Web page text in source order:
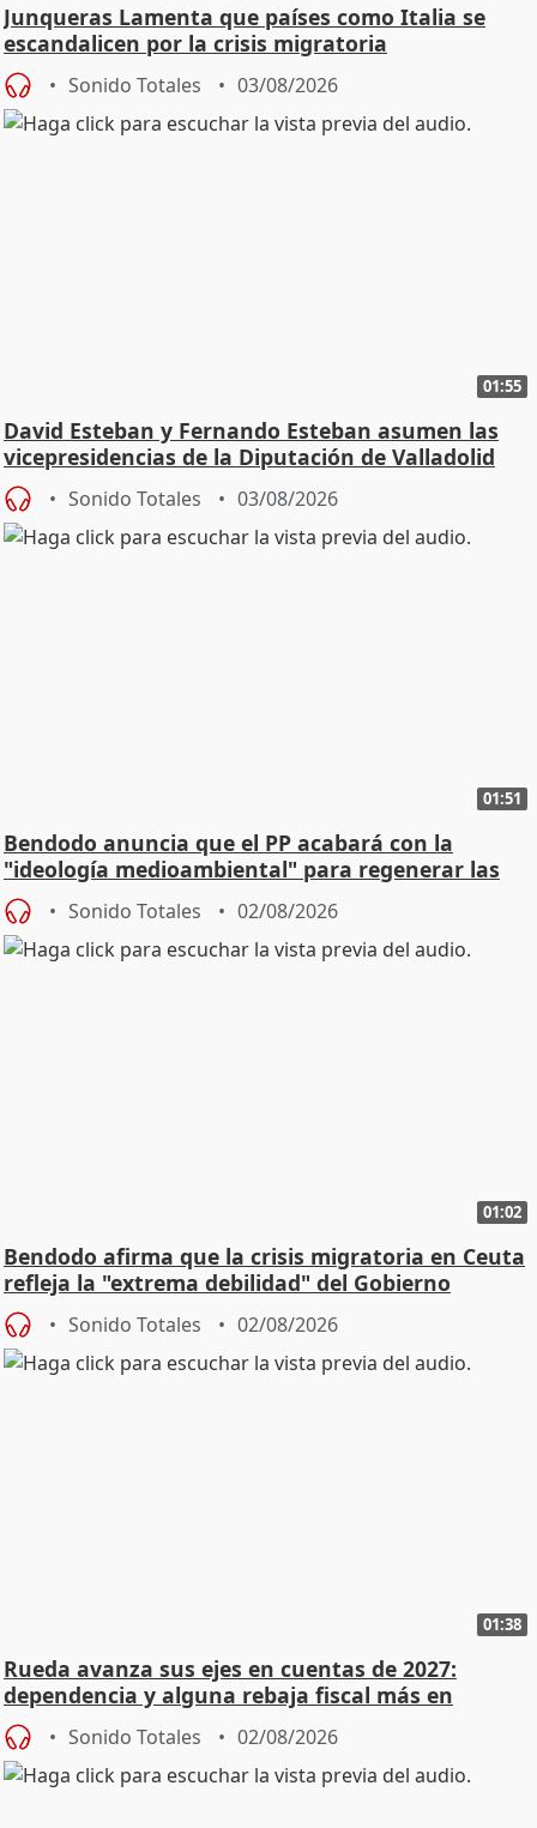
Junqueras Lamenta que países como Italia se
escandalicen por la crisis migratoria
Sonido Totales 03/08/2026
01:55
David Esteban y Fernando Esteban asumen las
vicepresidencias de la Diputación de Valladolid
Sonido Totales 03/08/2026
01:51
Bendodo anuncia que el PP acabará con la
"ideología medioambiental" para regenerar las
playas
Sonido Totales 02/08/2026
01:02
Bendodo afirma que la crisis migratoria en Ceuta
refleja la "extrema debilidad" del Gobierno
Sonido Totales 02/08/2026
01:38
Rueda avanza sus ejes en cuentas de 2027:
dependencia y alguna rebaja fiscal más en
vivienda
Sonido Totales 02/08/2026